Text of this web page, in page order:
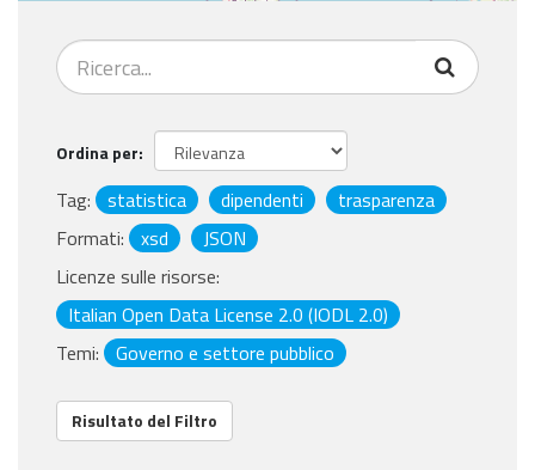
Ordina per
Tag: statistica dipendenti
trasparenza
Formati:
xsd
JSON
Licenze sulle risorse:
Italian Open Data License 2.0 (IODL 2.0)
Temi:
Governo e settore pubblico
Risultato del Filtro